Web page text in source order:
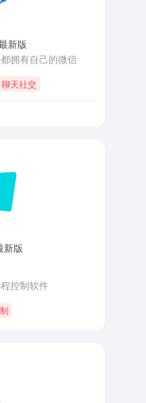
新版
拥有自己的微信
聊天社交
新版
控制软件